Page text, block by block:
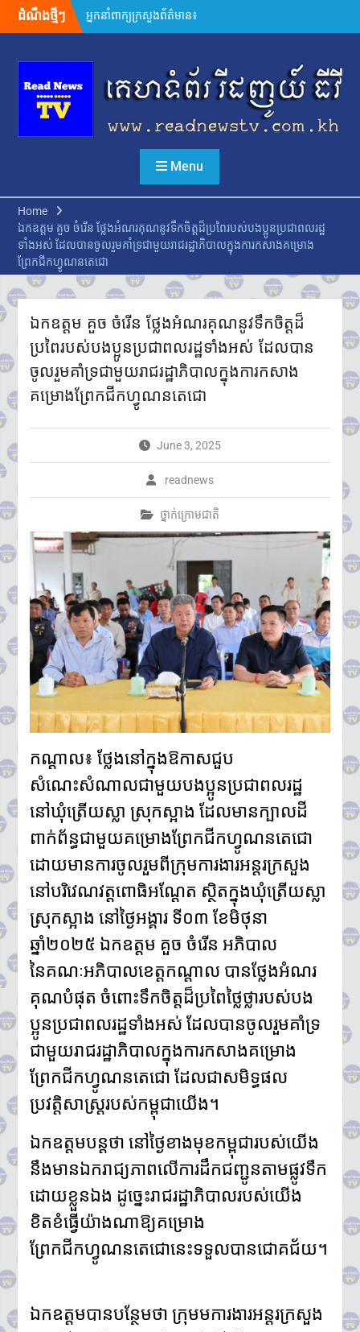
ដំណឹងថ្មីៗ
អ្នកនាំពាក្យក្រសួងព័ត៌មាន៖
គេហទំព័រមន្ទីរព័ត៌មានរាជធានី-ខេត្ត
ដ៏សំខាន់
សម្តេចមហាបវរធិបតី ហ៊ុន
ម៉ាណែត ដាក់ចេញដំណោះស្រាយ
៨ចំណុច ពន្លឿនបញ្ហាជាប់គាំងនៃ
ការចេញបណ្ណសម្គាល់កម្មសិទ្ធិដីធ្លី
រដ្ឋមន្រ្តីក្រសួងមហាផ្ទៃ អំពាវនាវ
អង្គការ សមាគម ដៃគូអភិវឌ្ឍន៍ បន្ត
ចូលរួមលើកកម្ពស់អភិវឌ្ឍន៍ជាតិ
ឯកឧត្តម ស៊ុន ចាន់ថុល បញ្ជាក់ថា
អត្រាពន្ធថ្មីចំនួន ១០% ដែល
សហរដ្ឋអាមេរិកដាក់លើកម្ពុជា
មិនមែនយកទៅបូកបន្ថែមលើអត្រា
១៩% នោះទេ
លោក ហ្សេលេនស្គី អះអាងថា រុស្ស៊ី
គ្រោងនាំទាហានកូរ៉េខាងជើង
៣០,០០០នាក់បន្ថែម មកចូលរួម
ក្នុងសង្គ្រាម
ក្នុងរយៈពេល១ឆ្នាំ សំណុំរឿងឆបោក
តាមប្រព័ន្ធច្ចេកវិទ្យា២៦៨ករណីត្រូវ
បញ្ជូនទៅតុលាការ និងពាក់ព័ន្ធមុខ
សញ្ញាសង្ស័យជិត ៣ពាន់នាក់
ការចងចាំអំពីការចាប់ផ្តើមជម្លោះ
ប្រដាប់អាវុធ និងការប្តេជ្ញាចិត្តរក្សា
ឯកឧត្ដម នេត្រ ភក្រ្ដា៖ កុងតឺន័រ
និងលួសបន្លា មិនមែនជាខ្សែបន្ទាត់
ព្រំដែនទេ ហើយកម្លាំងយោធាមិន
អាចកែប្រែព្រំដែនអន្តរជាតិបាន
ឡើយ
ក្រសួងអប់រំ យុវជន និងកីឡា
ប្រកាសព័ត៌មានពីការប្រឡង
សញ្ញាបត្រមធ្យមសិក្សាទុតិយភូមិ
សម័យប្រឡង៖១០ សីហ ២០២៦
មានបេក្ខជនចុះឈ្មោះប្រឡង
សរុប១៥១,២៣៨នាក់
ស្រី៨៤,៧៣៥នាក់
ក្រុមអ្នកសង្កេតការណ៍អាស៊ាន ចុះ
ពិនិត្យស្ថានភាពជាក់ស្តែងនៅតាម
ព្រំដែនកម្ពុជា-ថៃ ក្នុងខេត្តបន្ទាយ
លោកជំទាវបណ្ឌិត ពេជ ចន្ទមុន្នី
ហ៊ុនម៉ាណែត អញ្ជើញប្រគល់ផ្ទះថ្មី
៣ខ្នង ជូនក្រុមគ្រួសារវីរកងទ័ពពលី
នៅខេត្តកណ្តាល
ក្រសួងបរិស្ថាន ស្នើឱ្យរដ្ឋបាល
រាជធានី-ខេត្ត អនុវត្តច្បាប់តឹងរ៉ឹង
លើការហាមនាំចូលសំណល់អាគុយ
និងបរិក្ខារអេឡិចត្រូនិកប្រើប្រាស់រួច
អាជ្ញាធរខេត្តបន្ទាយមានជ័យ រៀបចំ
ការចាប់ឆ្នោត ជ្រើសរើសតូបលក់ដូរ
សម្រាប់អាជីវករភៀសសឹក នៅភូមិ
រង់ចាំ ជំហានដំបូង
ប្រមាណ៣០០តូប
លោក ទូច សុឃៈ បញ្ជាក់ថា៖ យុវតី
សិង្ហបុរី មក កម្ពុជាដោយសារបញ្ហា
គ្រួសារ មិនមែនជាករណីជួញដូរ
មនុស្ស
លោក ថម អេនឌ្រូ «ខ្ញុំរំជួលចិត្ត
ពេលពួកគាត់យំ ពេលនិយាយមក
កាន់ខ្ញុំ ពួកគាត់មិនអាចទៅផ្ទះវិញ
ដោយសារថៃគ្រប់គ្រង ពួកគាត់
សមនឹងត្រឡប់ទៅផ្ទះវិញ»
Menu
Home
ឯកឧត្ដម គួច ចំរើន ថ្លែងអំណរគុណនូវទឹកចិត្តដ៏ប្រពៃរបស់បងប្អូនប្រជាពលរដ្ឋ
ទាំងអស់ ដែលបានចូលរួមគាំទ្រជាមួយរាជរដ្ឋាភិបាលក្នុងការកសាងគម្រោង
ព្រែកជីកហ្វូណនតេជោ
ឯកឧត្ដម គួច ចំរើន ថ្លែងអំណរគុណនូវទឹកចិត្តដ៏
ប្រពៃរបស់បងប្អូនប្រជាពលរដ្ឋទាំងអស់ ដែលបាន
ចូលរួមគាំទ្រជាមួយរាជរដ្ឋាភិបាលក្នុងការកសាង
គម្រោងព្រែកជីកហ្វូណនតេជោ
June 3, 2025
readnews
ថ្នាក់ក្រោមជាតិ
កណ្តាល៖ ថ្លែងនៅក្នុងឱកាសជួប
សំណេះសំណាលជាមួយបងប្អូនប្រជាពលរដ្ឋ
នៅឃុំត្រើយស្លា ស្រុកស្អាង ដែលមានក្បាលដី
ពាក់ព័ន្ធជាមួយគម្រោងព្រែកជីកហ្វូណនតេជោ
ដោយមានការចូលរួមពីក្រុមការងារអន្តរក្រសួង
នៅបរិវេណវត្តពោធិអណ្តែត ស្ថិតក្នុងឃុំត្រើយស្លា
ស្រុកស្អាង នៅថ្ងៃអង្គារ ទី០៣ ខែមិថុនា
ឆ្នាំ២០២៥ ឯកឧត្ដម គួច ចំរើន អភិបាល
នៃគណៈអភិបាលខេត្តកណ្ដាល បានថ្លែងអំណរ
គុណបំផុត ចំពោះទឹកចិត្តដ៏ប្រពៃថ្លៃថ្លារបស់បង
ប្អូនប្រជាពលរដ្ឋទាំងអស់ ដែលបានចូលរួមគាំទ្រ
ជាមួយរាជរដ្ឋាភិបាលក្នុងការកសាងគម្រោង
ព្រែកជីកហ្វូណនតេជោ ដែលជាសមិទ្ធផល
ប្រវត្តិសាស្ត្ររបស់កម្ពុជាយើង។
ឯកឧត្តមបន្តថា នៅថ្ងៃខាងមុខកម្ពុជារបស់យើង
នឹងមានឯករាជ្យភាពលើការដឹកជញ្ជូនតាមផ្លូវទឹក
ដោយខ្លួនឯង ដូច្នេះរាជរដ្ឋាភិបាលរបស់យើង
ខិតខំធ្វើយ៉ាងណាឱ្យគម្រោង
ព្រែកជីកហ្វូណនតេជោនេះទទួលបានជោគជ័យ។
ឯកឧត្តមបានបន្ថែមថា ក្រុមមការងារអន្តរក្រសួង